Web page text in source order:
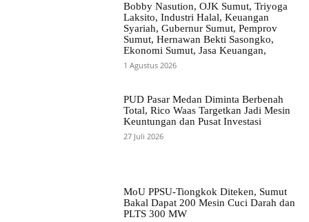
Bobby Nasution, OJK Sumut, Triyoga
Laksito, Industri Halal, Keuangan
Syariah, Gubernur Sumut, Pemprov
Sumut, Hernawan Bekti Sasongko,
Ekonomi Sumut, Jasa Keuangan,
1 Agustus 2026
PUD Pasar Medan Diminta Berbenah
Total, Rico Waas Targetkan Jadi Mesin
Keuntungan dan Pusat Investasi
27 Juli 2026
MoU PPSU-Tiongkok Diteken, Sumut
Bakal Dapat 200 Mesin Cuci Darah dan
PLTS 300 MW